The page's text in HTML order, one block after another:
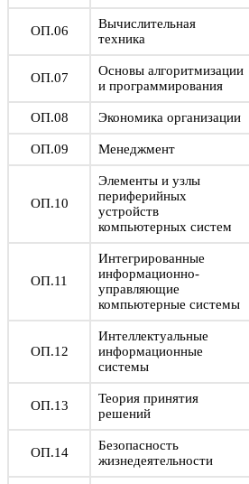
ОП.06
Вычислительная
техника
ОП.07
Основы алгоритмизации
и программирования
ОП.08 Экономика организации
ОП.09 Менеджмент
ОП.10
Элементы и узлы
периферийных
устройств
компьютерных систем
ОП.11
Интегрированные
информационно-
управляющие
компьютерные системы
ОП.12
Интеллектуальные
информационные
системы
ОП.13
Теория принятия
решений
ОП.14
Безопасность
жизнедеятельности